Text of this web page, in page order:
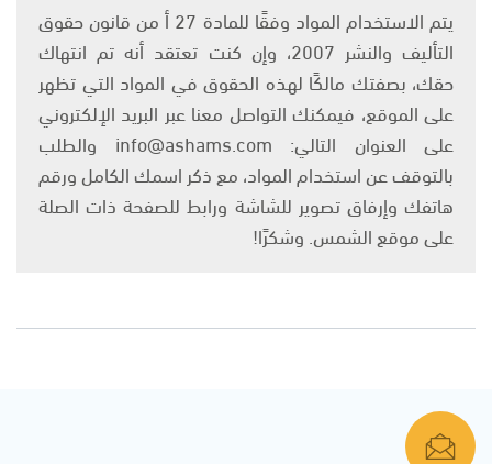
يتم الاستخدام المواد وفقًا للمادة 27 أ من قانون حقوق
التأليف والنشر 2007، وإن كنت تعتقد أنه تم انتهاك
حقك، بصفتك مالكًا لهذه الحقوق في المواد التي تظهر
على الموقع، فيمكنك التواصل معنا عبر البريد الإلكتروني
على العنوان التالي: info@ashams.com والطلب
بالتوقف عن استخدام المواد، مع ذكر اسمك الكامل ورقم
هاتفك وإرفاق تصوير للشاشة ورابط للصفحة ذات الصلة
على موقع الشمس. وشكرًا!